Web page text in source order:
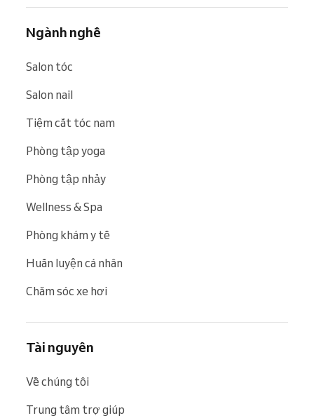
Ngành nghề
Salon tóc
Salon nail
Tiệm cắt tóc nam
Phòng tập yoga
Phòng tập nhảy
Wellness & Spa
Phòng khám y tế
Huấn luyện cá nhân
Chăm sóc xe hơi
Tài nguyên
Về chúng tôi
Trung tâm trợ giúp